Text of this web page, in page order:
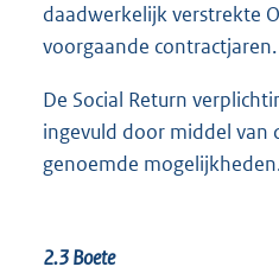
daadwerkelijk verstrekte
voorgaande contractjaren.
De Social Return
ingevuld door middel van
genoemde
2.3Boete